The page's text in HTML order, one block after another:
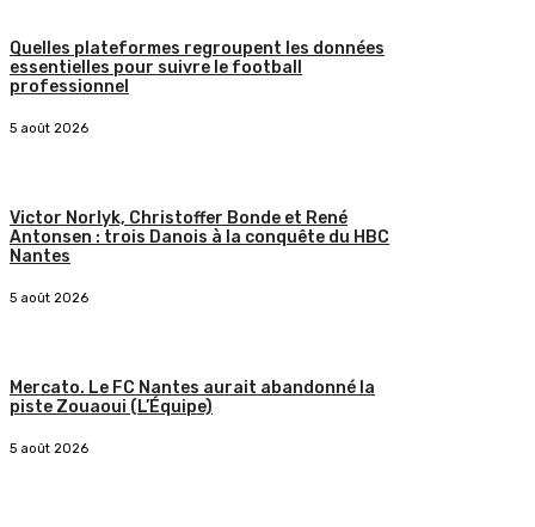
Quelles plateformes regroupent les données
essentielles pour suivre le football
professionnel
5 août 2026
Victor Norlyk, Christoffer Bonde et René
Antonsen : trois Danois à la conquête du HBC
Nantes
5 août 2026
Mercato. Le FC Nantes aurait abandonné la
piste Zouaoui (L’Équipe)
5 août 2026